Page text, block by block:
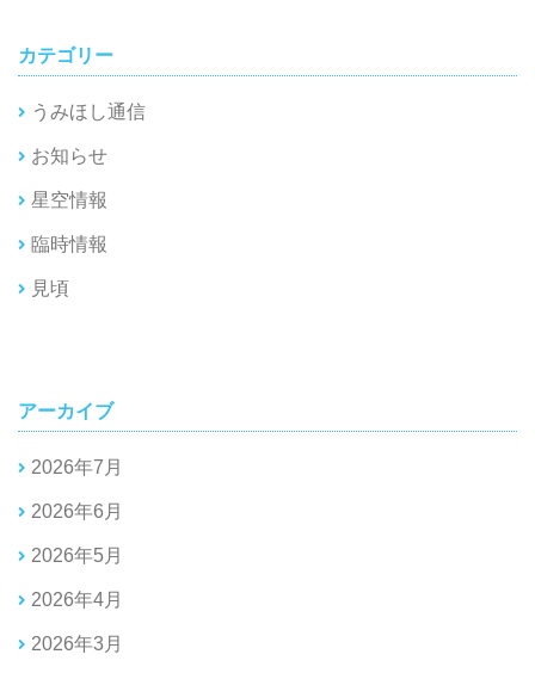
カテゴリー
うみほし通信
お知らせ
星空情報
臨時情報
見頃
アーカイブ
2026年7月
2026年6月
2026年5月
2026年4月
2026年3月